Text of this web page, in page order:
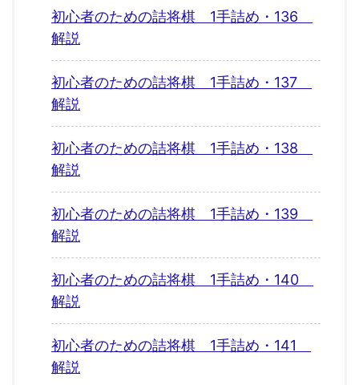
初心者のための詰将棋 1手詰め・136
解説
初心者のための詰将棋 1手詰め・137
解説
初心者のための詰将棋 1手詰め・138
解説
初心者のための詰将棋 1手詰め・139
解説
初心者のための詰将棋 1手詰め・140
解説
初心者のための詰将棋 1手詰め・141
解説